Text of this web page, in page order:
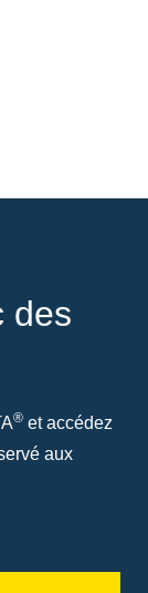
des
® et accédez
aux